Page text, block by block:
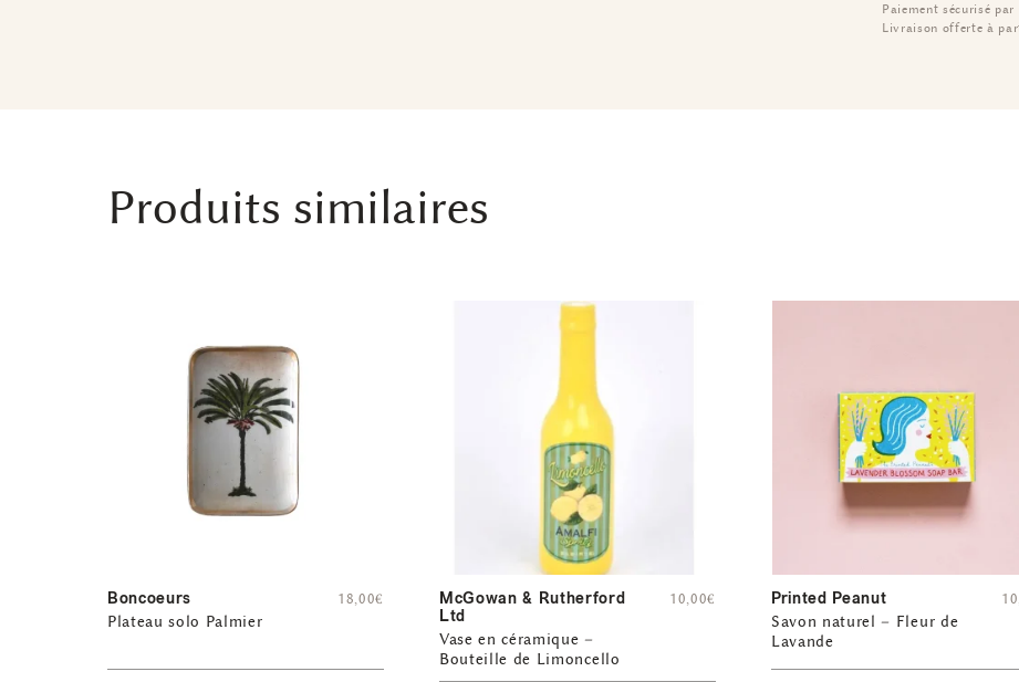
Paiement sécurisé
Livraison offerte à
Produits similaires
Boncoeurs
Plateau solo Palmier
18,00€
McGowan & Rutherford
Ltd
Vase en céramique –
Bouteille de Limoncello
10,00€ Printed Peanut
Savon naturel – Fleur de
Lavande